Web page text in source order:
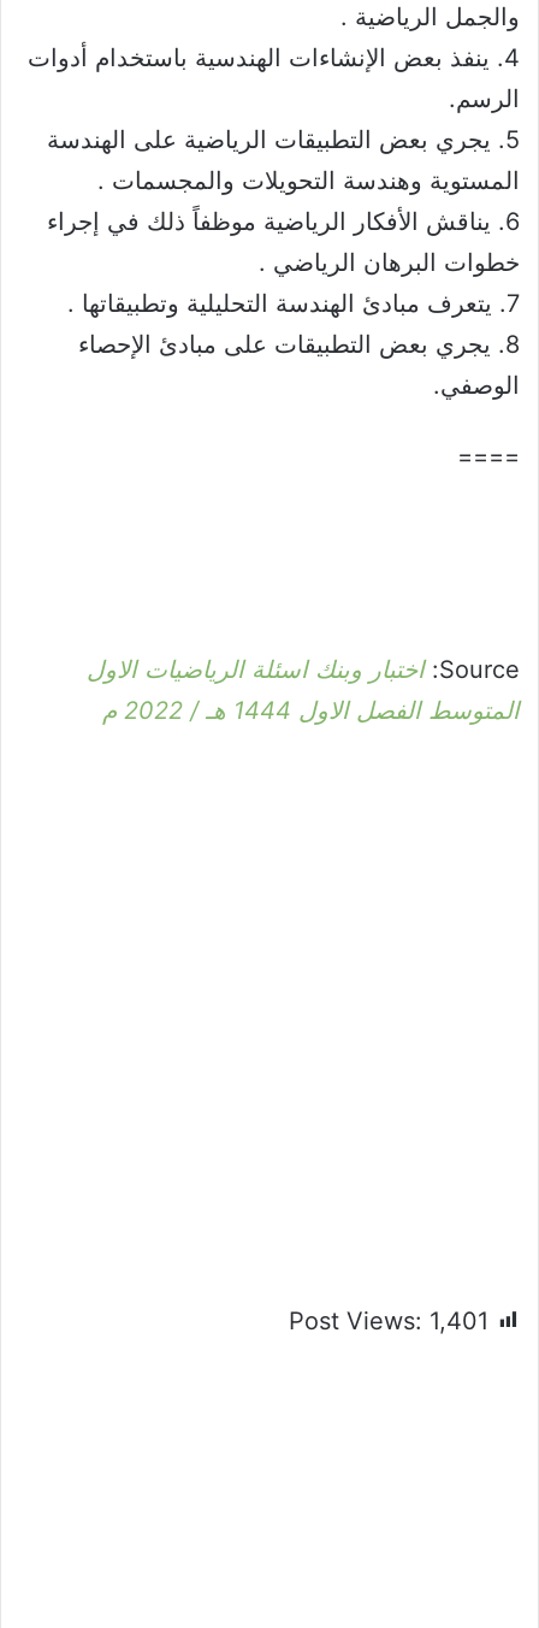
والجمل الرياضية .
4. ينفذ بعض الإنشاءات الهندسية باستخدام أدوات
الرسم.
5. يجري بعض التطبيقات الرياضية على الهندسة
المستوية وهندسة التحويلات والمجسمات .
6. يناقش الأفكار الرياضية موظفاً ذلك في إجراء
خطوات البرهان الرياضي .
7. يتعرف مبادئ الهندسة التحليلية وتطبيقاتها .
8. يجري بعض التطبيقات على مبادئ الإحصاء
الوصفي.
====
Source: اختبار وبنك اسئلة الرياضيات الاول
المتوسط الفصل الاول 1444 هـ / 2022 م
Post Views: 1,401